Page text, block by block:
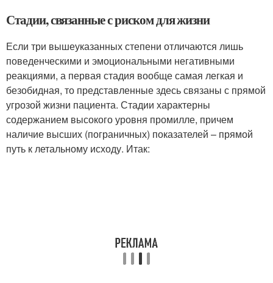
Стадии, связанные с риском для жизни
Если три вышеуказанных степени отличаются лишь
поведенческими и эмоциональными негативными
реакциями, а первая стадия вообще самая легкая и
безобидная, то представленные здесь связаны с прямой
угрозой жизни пациента. Стадии характерны
содержанием высокого уровня промилле, причем
наличие высших (пограничных) показателей – прямой
путь к летальному исходу. Итак: